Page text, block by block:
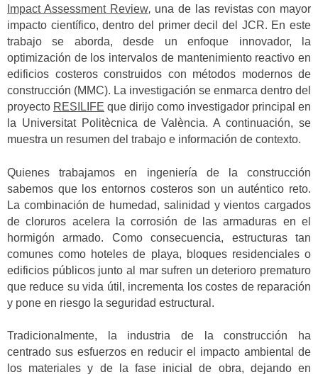
Impact Assessment Review, una de las revistas con mayor
impacto científico, dentro del primer decil del JCR. En este
trabajo se aborda, desde un enfoque innovador, la
optimización de los intervalos de mantenimiento reactivo en
edificios costeros construidos con métodos modernos de
construcción (MMC). La investigación se enmarca dentro del
proyecto RESILIFE que dirijo como investigador principal en
la Universitat Politècnica de València. A continuación, se
muestra un resumen del trabajo e información de contexto.
Quienes trabajamos en ingeniería de la construcción
sabemos que los entornos costeros son un auténtico reto.
La combinación de humedad, salinidad y vientos cargados
de cloruros acelera la corrosión de las armaduras en el
hormigón armado. Como consecuencia, estructuras tan
comunes como hoteles de playa, bloques residenciales o
edificios públicos junto al mar sufren un deterioro prematuro
que reduce su vida útil, incrementa los costes de reparación
y pone en riesgo la seguridad estructural.
Tradicionalmente, la industria de la construcción ha
centrado sus esfuerzos en reducir el impacto ambiental de
los materiales y de la fase inicial de obra, dejando en